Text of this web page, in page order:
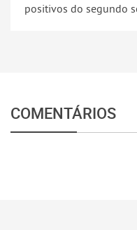
positivos do segundo
COMENTÁRIOS